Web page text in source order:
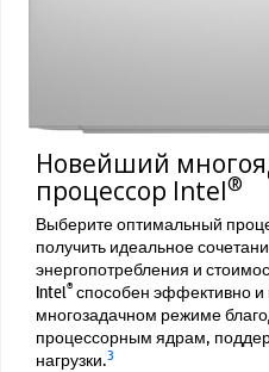
Новейший
процессор Intel®
Выберите оптимальный
получить идеальное
энергопотребления и
Intel®способен эффективно и
многозадачном режиме
процессорным ядрам,
нагрузки.3